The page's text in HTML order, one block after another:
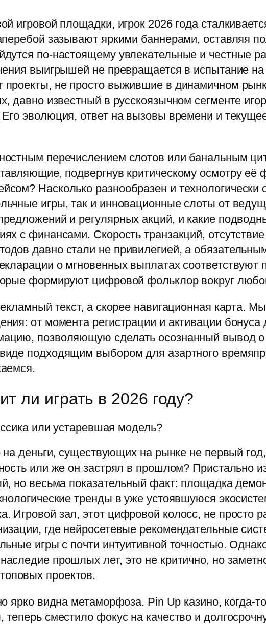
игровой площадки, игрок 2026 года
зазывают яркими баннерами, оставляя
по-настоящему увлекательные и честные
выигрышей не превращается в испытание на
проекты, не просто выжившие в динамичном
давно известный в русскоязычном сегменте
эволюция, ответ на вызовы времени и
перечислением слотов или банальным
подвергнув критическому осмотру
Насколько разнообразен и технологически
игры, так и инновационные слоты от
и регулярных акций, и какие
с финансами. Скорость транзакций,
давно стали не привилегией, а
о мгновенных выплатах соответствуют
формируют цифровой фольклор вокруг
текст, а скорее навигационная карта.
от момента регистрации и активации
позволяющую сделать осознанный вывод
подходящим выбором для азартного
ли играть в 2026 году?
или устаревшая модель?
на деньги, существующих на рынке не первый
или же он застрял в прошлом? Пристально
но весьма показательный факт: площадка
тренды в уже устоявшуюся
зал, этот цифровой колосс, не просто
где нейросетевые рекомендательные
игры с почти интуитивной точностью.
прошлых лет, это не критично, но
проектов.
ярко видна метаморфоза. Pin Up казино, когда-
теперь сместило фокус на качество и